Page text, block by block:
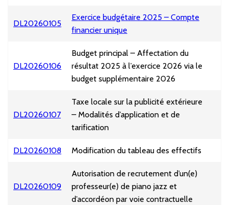
DL20260105
Exercice budgétaire 2025 – Compte
financier unique
DL20260106
Budget principal – Affectation du
résultat 2025 à l’exercice 2026 via le
budget supplémentaire 2026
DL20260107
Taxe locale sur la publicité extérieure
– Modalités d’application et de
tarification
DL20260108 Modification du tableau des effectifs
DL20260109
Autorisation de recrutement d’un(e)
professeur(e) de piano jazz et
d’accordéon par voie contractuelle